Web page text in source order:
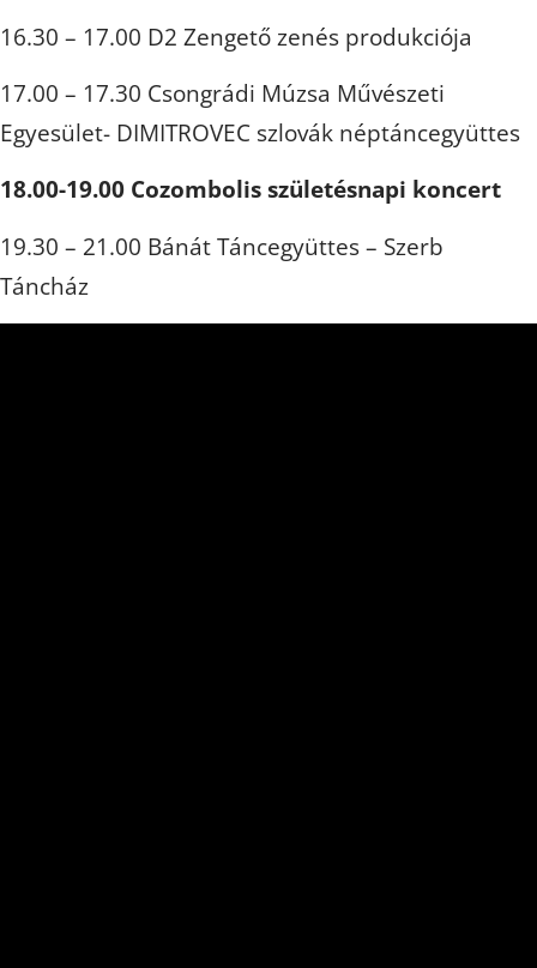
16.30 – 17.00 D2 Zengető zenés produkciója
17.00 – 17.30 Csongrádi Múzsa Művészeti
Egyesület- DIMITROVEC szlovák néptáncegyüttes
18.00-19.00 Cozombolis születésnapi koncert
19.30 – 21.00 Bánát Táncegyüttes – Szerb
Táncház